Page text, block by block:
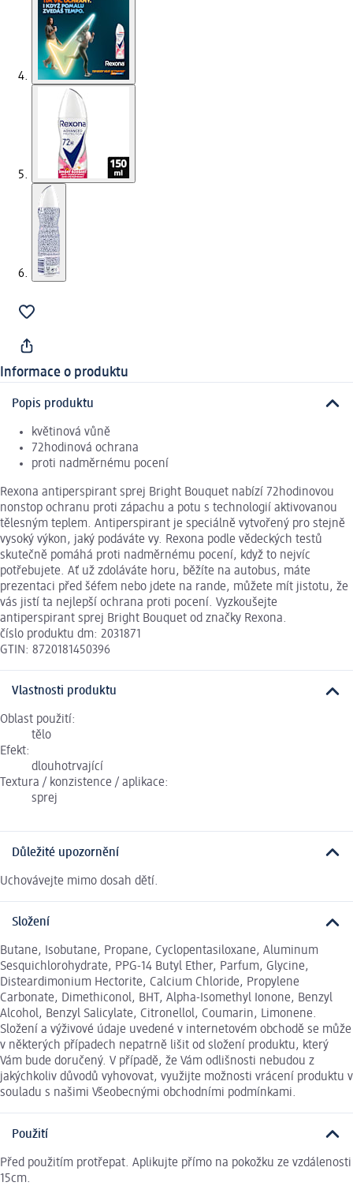
Informace o produktu
Popis produktu
květinová vůně
72hodinová ochrana
proti nadměrnému pocení
Rexona antiperspirant sprej Bright Bouquet nabízí 72hodinovou
nonstop ochranu proti zápachu a potu s technologií aktivovanou
tělesným teplem. Antiperspirant je speciálně vytvořený pro stejně
vysoký výkon, jaký podáváte vy. Rexona podle vědeckých testů
skutečně pomáhá proti nadměrnému pocení, když to nejvíc
potřebujete. Ať už zdoláváte horu, běžíte na autobus, máte
prezentaci před šéfem nebo jdete na rande, můžete mít jistotu, že
vás jistí ta nejlepší ochrana proti pocení. Vyzkoušejte
antiperspirant sprej Bright Bouquet od značky Rexona.
číslo produktu dm: 2031871
GTIN: 8720181450396
Vlastnosti produktu
Oblast použití:
tělo
Efekt:
dlouhotrvající
Textura / konzistence / aplikace:
sprej
Důležité upozornění
Uchovávejte mimo dosah dětí.
Složení
Butane, Isobutane, Propane, Cyclopentasiloxane, Aluminum
Sesquichlorohydrate, PPG-14 Butyl Ether, Parfum, Glycine,
Disteardimonium Hectorite, Calcium Chloride, Propylene
Carbonate, Dimethiconol, BHT, Alpha-Isomethyl Ionone, Benzyl
Alcohol, Benzyl Salicylate, Citronellol, Coumarin, Limonene.
Složení a výživové údaje uvedené v internetovém obchodě se může
v některých případech nepatrně lišit od složení produktu, který
Vám bude doručený. V případě, že Vám odlišnosti nebudou z
jakýchkoliv důvodů vyhovovat, využijte možnosti vrácení produktu v
souladu s našimi Všeobecnými obchodními podmínkami.
Použití
Před použitím protřepat. Aplikujte přímo na pokožku ze vzdálenosti
15cm.